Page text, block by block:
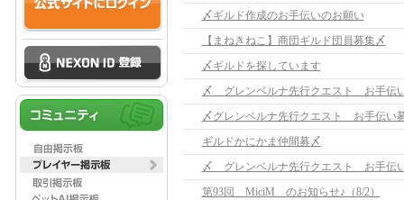
〆ギルド作成のお手伝いのお願い
【まねきねこ】商団ギルド団員募集〆
〆ギルドを探しています
〆 グレンベルナ先行クエスト お手伝
〆グレンベルナ先行クエスト お手伝い
ギルドかにかま仲間募〆
〆 グレンベルナ先行クエスト お手伝
第93回 MiciM のお知らせ♪（8/2）